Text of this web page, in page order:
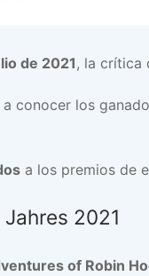
de 2021, la crítica
a conocer los
a los premios de
2021
of Robin